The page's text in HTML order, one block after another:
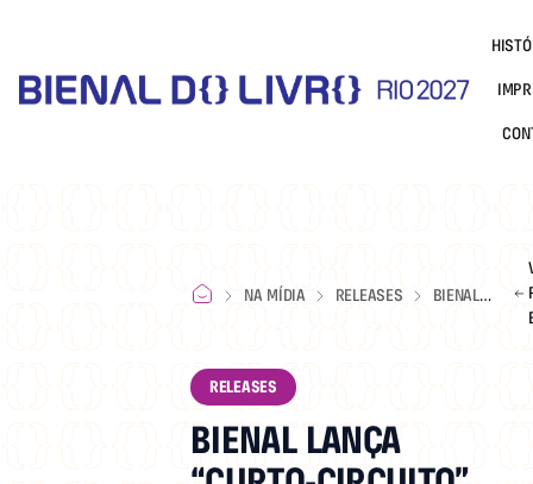
NA MÍDIA RELEASES
BIENAL
RELEASES
BIENAL LANÇA